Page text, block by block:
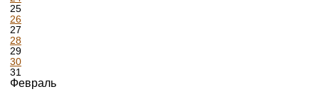
25
26
27
28
29
30
31
Февраль